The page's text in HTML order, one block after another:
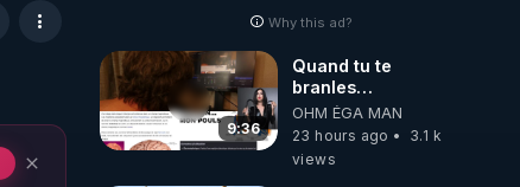
Why this ad?
9:36
Quand tu te
branles
bonhomme tu
émets des ondes
ils ont juste omis
OHM ÉGA MAN
23 hours ago
3.1 k
views